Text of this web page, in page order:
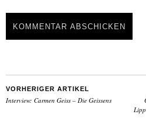
VORHERIGER ARTIKEL
Interview: Carmen Geiss – Die Geissens